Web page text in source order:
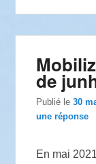
de
Publié le30
une réponse
En mai